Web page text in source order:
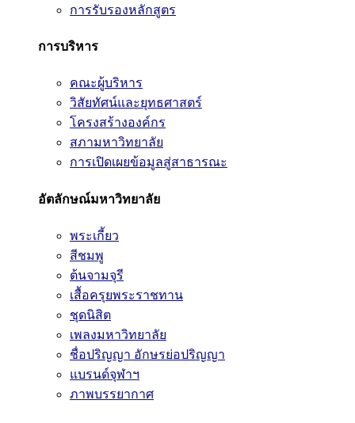
การรับรองหลักสูตร
การบริหาร
คณะผู้บริหาร
วิสัยทัศน์และยุทธศาสตร์
โครงสร้างองค์กร
สภามหาวิทยาลัย
การเปิดเผยข้อมูลสู่สาธารณะ
อัตลักษณ์มหาวิทยาลัย
พระเกี้ยว
สีชมพู
ต้นจามจุรี
เสื้อครุยพระราชทาน
ชุดนิสิต
เพลงมหาวิทยาลัย
ชื่อปริญญา อักษรย่อปริญญา
แบรนด์จุฬาฯ
ภาพบรรยากาศ